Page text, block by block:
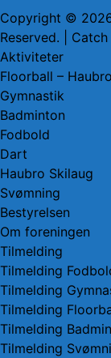
Copyright ©
Reserved. |
Rul
op
Aktiviteter
Floorball –
Gymnastik
Badminton
Fodbold
Dart
Haubro Skilaug
Svømning
Bestyrelsen
Om foreningen
Tilmelding
Tilmelding
Tilmelding
Tilmelding
Tilmelding
Tilmelding